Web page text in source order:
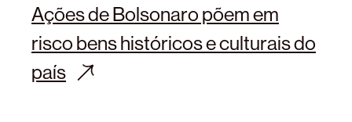
Ações de Bolsonaro põem em
risco bens históricos e culturais do
país